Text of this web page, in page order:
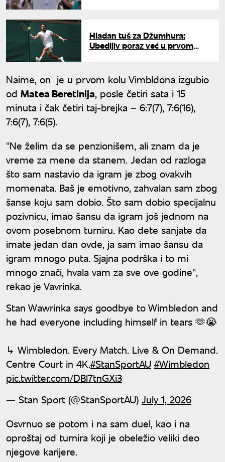
Hladan tuš za Džumhura:
Ubedljiv poraz već u prvom
Naime, on je u prvom kolu Vimbldona izgubio
od Matea Beretinija, posle četiri sata i 15
minuta i čak četiri taj-brejka – 6:7(7), 7:6(16),
7:6(7), 7:6(5).
"Ne želim da se penzionišem, ali znam da je
vreme za mene da stanem. Jedan od razloga
što sam nastavio da igram je zbog ovakvih
momenata. Baš je emotivno, zahvalan sam zbog
šanse koju sam dobio. Što sam dobio specijalnu
pozivnicu, imao šansu da igram još jednom na
ovom posebnom turniru. Kao dete sanjate da
imate jedan dan ovde, ja sam imao šansu da
igram mnogo puta. Sjajna podrška i to mi
mnogo znači, hvala vam za sve ove godine",
rekao je Vavrinka.
Stan Wawrinka says goodbye to Wimbledon and
he had everyone including himself in tears 🫶😭
↳ Wimbledon. Every Match. Live & On Demand.
Centre Court in 4K.#StanSportAU #Wimbledon
pic.twitter.com/DBl7tnGXi3
— Stan Sport (@StanSportAU) July 1, 2026
Osvrnuo se potom i na sam duel, kao i na
oproštaj od turnira koji je obeležio veliki deo
njegove karijere.